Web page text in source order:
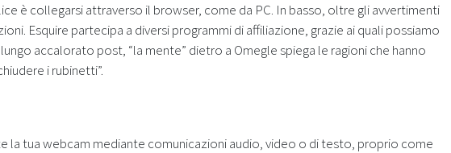
è collegarsi attraverso il browser, come da PC. In basso, oltre gli avvertimenti
Esquire partecipa a diversi programmi di affiliazione, grazie ai quali possiamo
accalorato post, “la mente” dietro a Omegle spiega le ragioni che hanno
i rubinetti”.
la tua webcam mediante comunicazioni audio, video o di testo, proprio come